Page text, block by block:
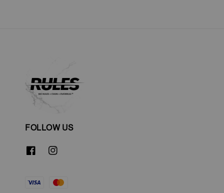
FOLLOW US